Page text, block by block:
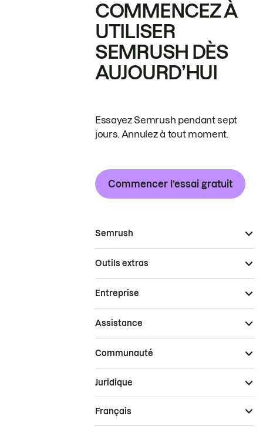
COMMENCEZ À
UTILISER
SEMRUSH DÈS
AUJOURD’HUI
Essayez Semrush pendant sept
jours. Annulez à tout moment.
Commencer l’essai gratuit
Semrush
Outils extras
Entreprise
Assistance
Communauté
Juridique
Français